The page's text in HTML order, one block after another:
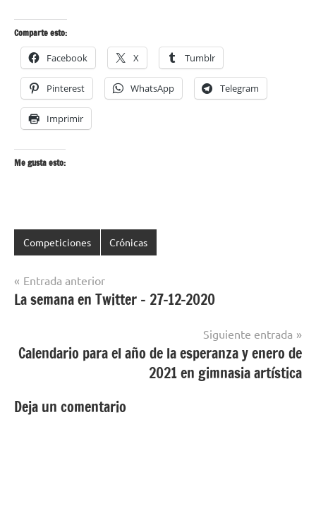
Comparte esto:
Facebook X Tumblr
Pinterest WhatsApp Telegram
Imprimir
Me gusta esto:
Competiciones Crónicas
Navegación
de
Entrada anterior
La semana en Twitter – 27-12-2020
Siguiente entrada
Calendario para el año de la esperanza y enero de
2021 en gimnasia artística
Deja un comentario